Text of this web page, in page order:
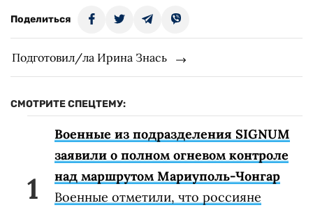
Поделиться
Подготовил/ла Ирина Знась
СМОТРИТЕ СПЕЦТЕМУ:
Военные из подразделения SIGNUM
заявили о полном огневом контроле
над маршрутом Мариуполь-Чонгар
Военные отметили, что россияне